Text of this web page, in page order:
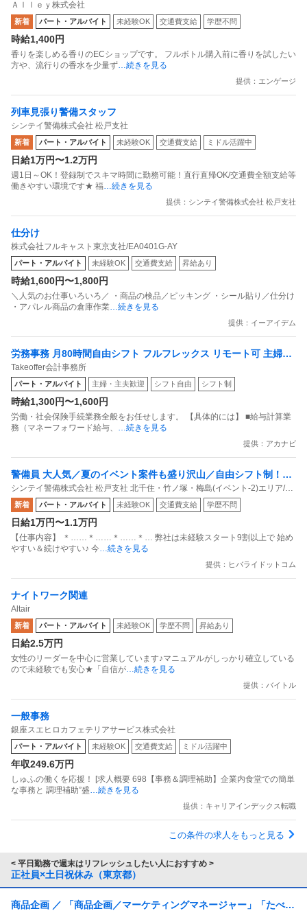
副業OK 週1日からOK 1日1時間からOK
Ａｌｌｅｙ株式会社
新着 パート・アルバイト 未経験OK 交通費支給 学歴不問
時給1,400円
香りを楽しめる香りのECショップです。 フルボトル購入前に香りを試したい
方や、流行りの香水を少量ず…続きを見る
提供：エンゲージ
列車見張り警備スタッフ
シンテイ警備株式会社 松戸支社
新着 パート・アルバイト 未経験OK 交通費支給 ミドル活躍中
日給1万円〜1.2万円
週1日～OK！登録制でスキマ時間に勤務可能！直行直帰OK/交通費全額支給等
働きやすい環境です★ 福…続きを見る
提供：シンテイ警備株式会社 松戸支社
仕分け
株式会社フルキャスト東京支社/EA0401G-AY
パート・アルバイト 未経験OK 交通費支給 昇給あり
時給1,600円〜1,800円
＼人気のお仕事いろいろ／ ・商品の検品／ピッキング ・シール貼り／仕分け
・アパレル商品の倉庫作業…続きを見る
提供：イーアイデム
労務事務 月80時間自由シフト フルフレックス リモート可 主婦活
躍中
Takeoffer会計事務所
パート・アルバイト 主婦・主夫歓迎 シフト自由 シフト制
時給1,300円〜1,600円
労働・社会保険手続業務全般をお任せします。 【具体的には】 ■給与計算業
務（マネーフォワード給与、 …続きを見る
提供：アカナビ
警備員 大人気／夏のイベント案件も盛り沢山／自由シフト制！週
払いもOK／毎週水曜日がお給料日最短翌日面接OK！応募後に届
くURLから面接日時を選んでね交通費全額支給なので遠方の方も
問題なし！未経験歓迎 ／ 警備スタッフ
シンテイ警備株式会社 松戸支社 北千住・竹ノ塚・梅島(イベント-2)エリア/A3
203200113
新着 パート・アルバイト 未経験OK 交通費支給 学歴不問
日給1万円〜1.1万円
【仕事内容】 ＊……＊……＊……＊… 弊社は未経験スタート9割以上で 始め
やすい＆続けやすい♪ 今…続きを見る
提供：ヒバライドットコム
ナイトワーク関連
Altair
新着 パート・アルバイト 未経験OK 学歴不問 昇給あり
日給2.5万円
女性のリーダーを中心に営業しています♪マニュアルがしっかり確立している
ので未経験でも安心★「自信が…続きを見る
提供：バイトル
一般事務
銀座スエヒロカフェテリアサービス株式会社
パート・アルバイト 未経験OK 交通費支給 ミドル活躍中
年収249.6万円
しゅふの働くを応援！ [求人概要 698【事務＆調理補助】企業内食堂での簡単
な事務と 調理補助”盛…続きを見る
提供：キャリアインデックス転職
この条件の求人をもっと見る
< 平日勤務で週末はリフレッシュしたい人におすすめ >
正社員×土日祝休み（東京都）
商品企画 ／ 「商品企画／マーケティングマネージャー」「たべっ